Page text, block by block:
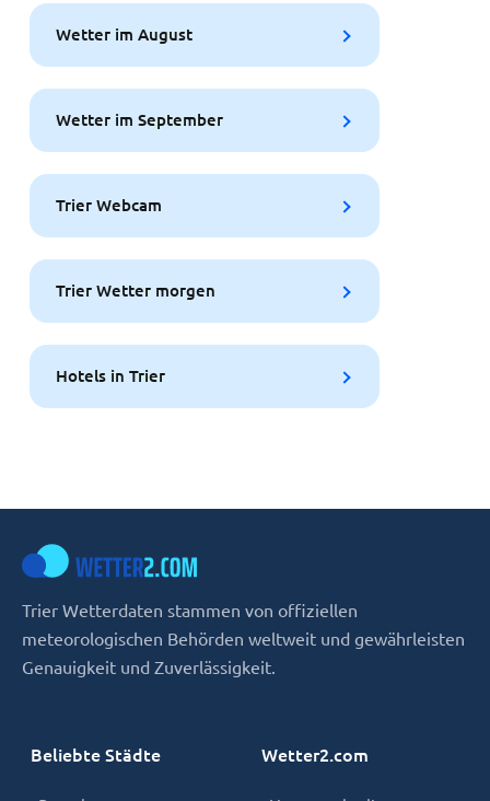
Wetter im August
Wetter im September
Trier Webcam
Trier Wetter morgen
Hotels in Trier
Trier Wetterdaten stammen von offiziellen
meteorologischen Behörden weltweit und gewährleisten
Genauigkeit und Zuverlässigkeit.
Beliebte Städte Wetter2.com